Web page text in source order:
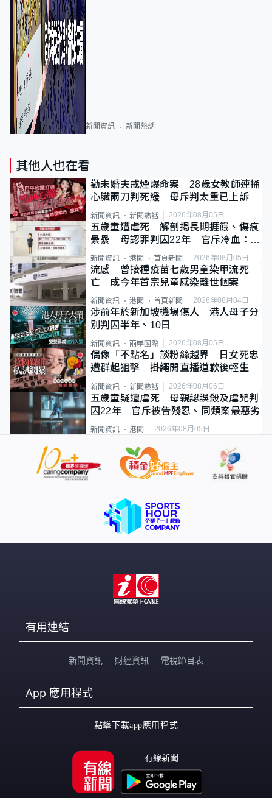
新聞資訊 新聞熱話
其他人也在看
勸未婚夫戒煙爆命案 28歲女教師連捅
心臟兩刀判死緩 母斥判太重已上訴
新聞資訊 新聞熱話 2026年08月05日
五歲童遭虐死｜解剖揭長期捱餓、傷痕
纍纍 母認罪判囚22年 官斥冷血：同
類案最惡劣
新聞資訊 港聞 首頁新聞 2026年08月05日
流感｜曾接種疫苗七歲男童染甲流死
亡 成今年首宗兒童感染離世個案
新聞資訊 港聞 首頁新聞 2026年08月04日
涉前年於新加坡機場傷人 港人母子分
別判囚半年、10日
新聞資訊 兩岸國際 2026年08月05日
偶像「不點名」談粉絲越界 日女死忠
遭群起狙擊 掛繩開直播道歉後輕生
新聞資訊 新聞熱話 2026年08月06日
五歲童疑遭虐死｜母親認誤殺及虐兒判
囚22年 官斥被告殘忍、同類案最惡劣
新聞資訊 港聞 2026年08月05日
有用連結
新聞資訊 財經資訊 電視節目表
App 應用程式
點擊下載app應用程式
有線新聞